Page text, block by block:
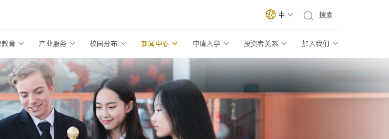
中
教育 产业服务 校园分布 新闻中心 申请入学 投资者关系 加入我们